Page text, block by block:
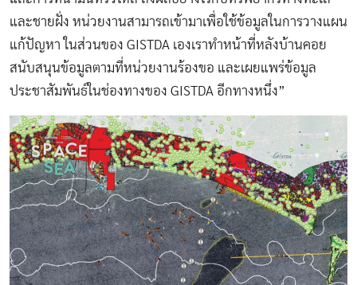
และชายฝั่ง หน่วยงานสามารถเข้ามาเพื่อใช้ข้อมูลในการวางแผน
แก้ปัญหา ในส่วนของ GISTDA เองเราทำหน้าที่หลังบ้านคอย
สนับสนุนข้อมูลตามที่หน่วยงานร้องขอ และเผยแพร่ข้อมูล
ประชาสัมพันธ์ในช่องทางของ GISTDA อีกทางหนึ่ง”